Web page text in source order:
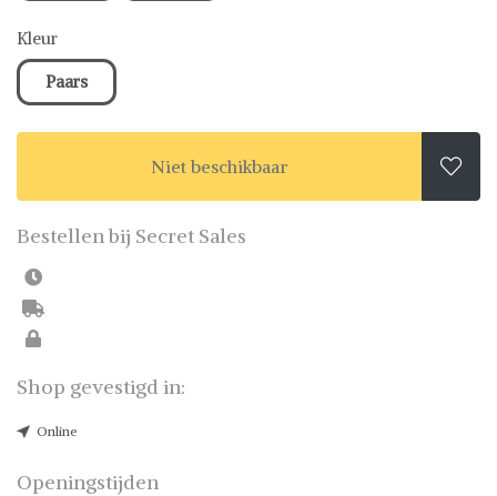
Kleur
Paars
Niet beschikbaar 
Bestellen bij Secret Sales
Shop gevestigd in:
Online
Openingstijden